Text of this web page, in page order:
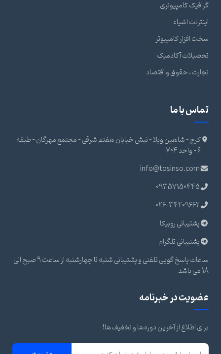
گرافیک کامپیوتری
اینترنت اشیاء
سخت افزار کامپیوتر
تحصیلات آکادمیک
تجارت ، حقوق و اقتصاد
تماس با ما
کرج - شاهین ویلا - نبش خیابان هفتم شرقی - مجتمع مهرگان - طبقه
6 - واحد 704
info@tosinso.com
09357150445
026-34209662
پشتیبانی روبیکا
پشتیبانی تلگرام
ساعات پاسخ گویی تلفنی و پشتیبانی شنبه تا چهارشنبه از ساعت 9 صبح الی
18 می باشد
عضویت در خبرنامه
برای اطلاع از آخرین دوره‌ها و تخفیف‌ها!